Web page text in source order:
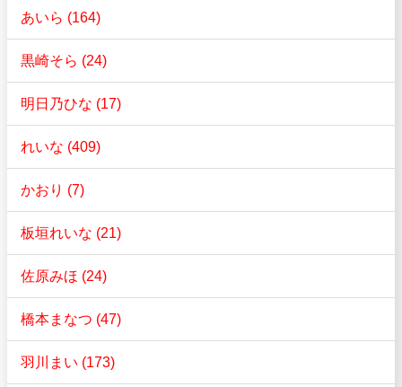
あいら (164)
黒崎そら (24)
明日乃ひな (17)
れいな (409)
かおり (7)
板垣れいな (21)
佐原みほ (24)
橋本まなつ (47)
羽川まい (173)